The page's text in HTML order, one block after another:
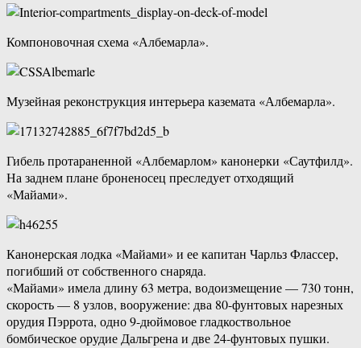
Компоновочная схема «Албемарла».
Музейная реконструкция интерьера каземата «Албемарла».
Гибель протараненной «Албемарлом» канонерки «Саутфилд».
На заднем плане броненосец преследует отходящий
«Майами».
Канонерская лодка «Майами» и ее капитан Чарльз Флассер,
погибший от собственного снаряда.
«Майами» имела длину 63 метра, водоизмещение — 730 тонн,
скорость — 8 узлов, вооружение: два 80-фунтовых нарезных
орудия Пэррота, одно 9-дюймовое гладкоствольное
бомбическое орудие Дальгрена и две 24-фунтовых пушки.